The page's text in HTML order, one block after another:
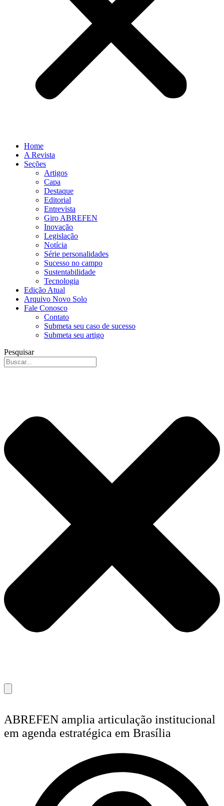
Home
A Revista
Seções
Artigos
Capa
Destaque
Editorial
Entrevista
Giro ABREFEN
Inovação
Legislação
Notícia
Série personalidades
Sucesso no campo
Sustentabilidade
Tecnologia
Edição Atual
Arquivo Novo Solo
Fale Conosco
Contato
Submeta seu caso de sucesso
Submeta seu artigo
Pesquisar
ABREFEN amplia articulação institucional
em agenda estratégica em Brasília